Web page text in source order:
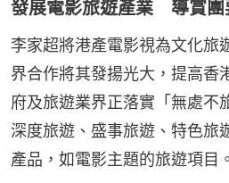
發展電影旅遊產業 導賞團
李家超將港產電影視為文化旅
界合作將其發揚光大，提高香
府及旅遊業界正落實「無處不
深度旅遊、盛事旅遊、特色旅
產品，如電影主題的旅遊項目。